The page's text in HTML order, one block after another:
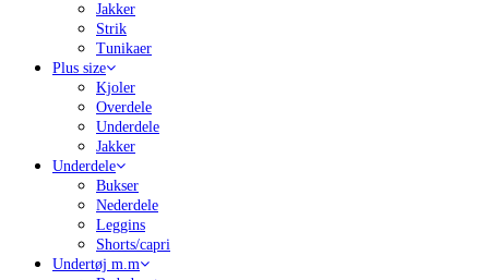
Jakker
Strik
Tunikaer
Plus size
Kjoler
Overdele
Underdele
Jakker
Underdele
Bukser
Nederdele
Leggins
Shorts/capri
Undertøj m.m